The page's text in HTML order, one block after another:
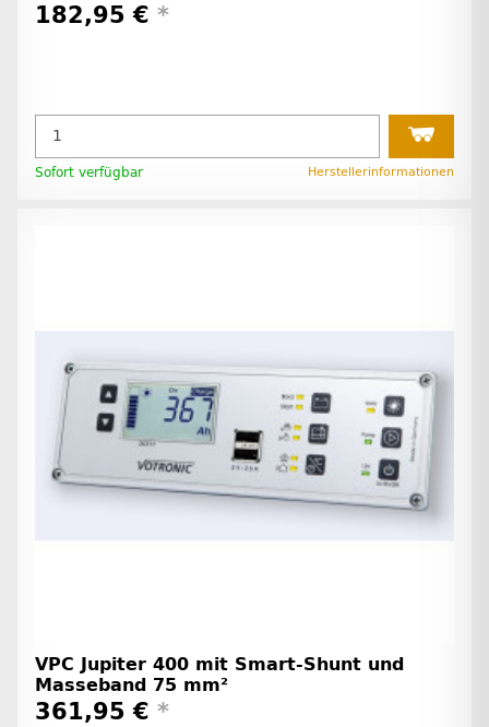
182,95 € *
Sofort verfügbar Herstellerinformationen
VPC Jupiter 400 mit Smart-Shunt und
Masseband 75 mm²
361,95 € *